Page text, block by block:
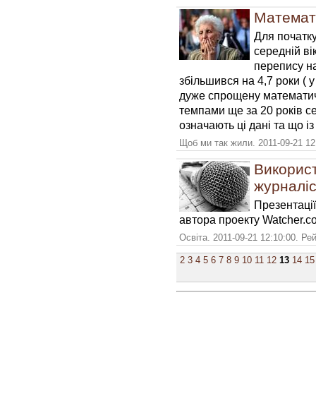
Для
середній
перепису
збільшився на 4,7 роки (
дуже спрощену
темпами ще за 20 років
означають ці дані та що
Щоб ми так жили. 2011-09-21
автора проекту
Освіта. 2011-09-21 12:10:00.
2 3 4 5 6 7 8 9 10 11 12 13 14 15